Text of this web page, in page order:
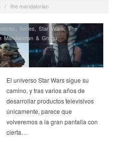
/ the mandalorian
Series Star Wars,The
Mandalorian & Grogu
El universo Star Wars sigue su
camino, y tras varios años de
desarrollar productos televisivos
únicamente, parece que
volveremos a la gran pantalla con
cierta…